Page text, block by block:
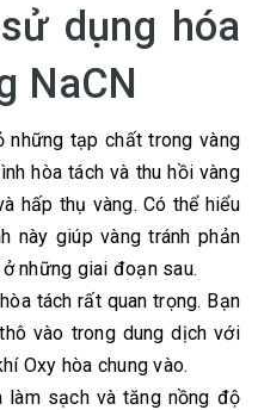
dụng hóa
NaCN
những tạp chất trong vàng
hòa tách và thu hồi vàng
hấp thụ vàng. Có thể hiểu
này giúp vàng tránh phản
những giai đoạn sau.
tách rất quan trọng. Bạn
vào trong dung dịch với
Oxy hòa chung vào.
làm sạch và tăng nồng độ